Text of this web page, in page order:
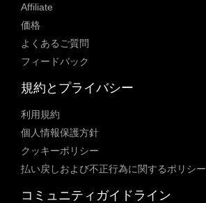
Affiliate
価格
よくあるご質問
フィードバック
規約とプライバシー
利用規約
個人情報保護方針
クッキーポリシー
払い戻しおよび不正行為に関するポリシー
コミュニティガイドライン